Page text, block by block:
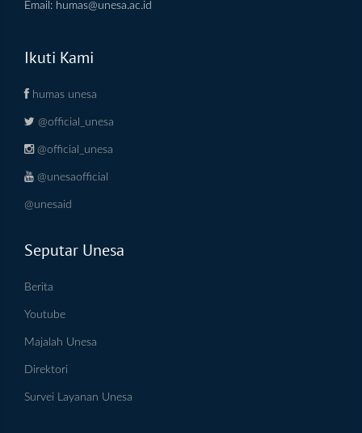
Email: humas@unesa.ac.id
Ikuti Kami
humas unesa
@official_unesa
@official_unesa
@unesaofficial
@unesaid
Seputar Unesa
Berita
Youtube
Majalah Unesa
Direktori
Survei Layanan Unesa